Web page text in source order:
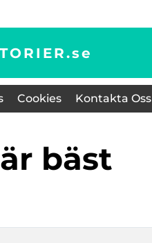
se
Cookies Kontakta Oss
bäst